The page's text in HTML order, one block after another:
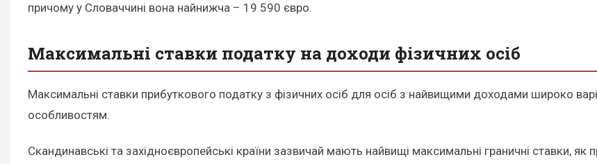
причому у Словаччині вона найнижча – 19 590 євро.
Максимальні ставки податку на доходи фізичних осіб
Максимальні ставки прибуткового податку з фізичних осіб для осіб з найвищими доходами широко
особливостям.
Скандинавські та західноєвропейські країни зазвичай мають найвищі максимальні граничні ставки,